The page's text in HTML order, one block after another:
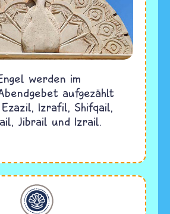
werden im
aufgezählt
Izrafil, Shifqail,
Jibrail und Izrail.